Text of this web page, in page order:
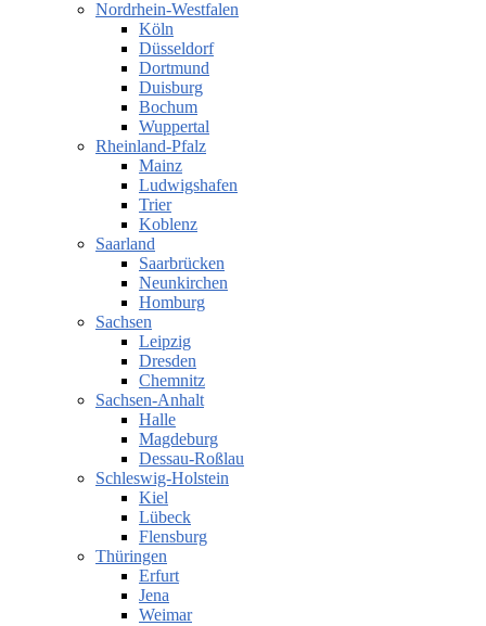
Nordrhein-Westfalen
Köln
Düsseldorf
Dortmund
Duisburg
Bochum
Wuppertal
Rheinland-Pfalz
Mainz
Ludwigshafen
Trier
Koblenz
Saarland
Saarbrücken
Neunkirchen
Homburg
Sachsen
Leipzig
Dresden
Chemnitz
Sachsen-Anhalt
Halle
Magdeburg
Dessau-Roßlau
Schleswig-Holstein
Kiel
Lübeck
Flensburg
Thüringen
Erfurt
Jena
Weimar